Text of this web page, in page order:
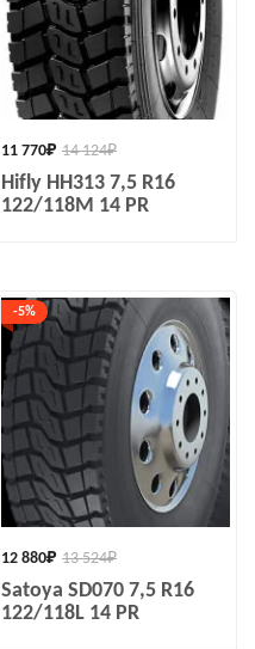
14 124₽
11 770₽
Hifly HH313 7,5 R16
122/118M 14 PR
-5%
13 524₽
12 880₽
Satoya SD070 7,5 R16
122/118L 14 PR